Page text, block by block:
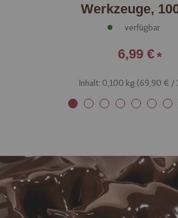
Werkzeuge,
verfügbar
6,99 €
Inhalt: 0,100 kg (69,90 € /